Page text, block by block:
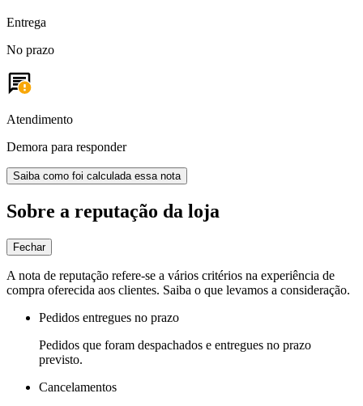
Entrega
No prazo
Atendimento
Demora para responder
Saiba como foi calculada essa nota
Sobre a reputação da loja
Fechar
A nota de reputação refere-se a vários critérios na experiência de
compra oferecida aos clientes. Saiba o que levamos a consideração.
Pedidos entregues no prazo
Pedidos que foram despachados e entregues no prazo
previsto.
Cancelamentos